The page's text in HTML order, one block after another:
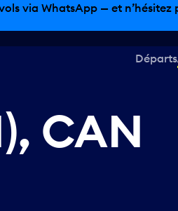
Magasinage hors taxes,
Départs
CAN